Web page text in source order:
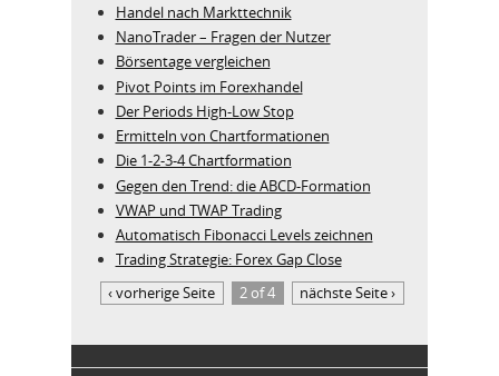
Handel nach Markttechnik
NanoTrader – Fragen der Nutzer
Börsentage vergleichen
Pivot Points im Forexhandel
Der Periods High-Low Stop
Ermitteln von Chartformationen
Die 1-2-3-4 Chartformation
Gegen den Trend: die ABCD-Formation
VWAP und TWAP Trading
Automatisch Fibonacci Levels zeichnen
Trading Strategie: Forex Gap Close
‹ vorherige Seite
2 of 4 nächste Seite ›